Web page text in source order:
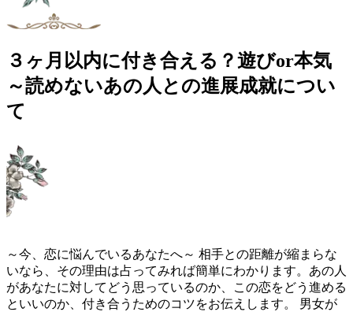
３ヶ月以内に付き合える？遊びor本気
～読めないあの人との進展成就につい
て
～今、恋に悩んでいるあなたへ～ 相手との距離が縮まらな
いなら、その理由は占ってみれば簡単にわかります。あの人
があなたに対してどう思っているのか、この恋をどう進める
といいのか、付き合うためのコツをお伝えします。 男女が